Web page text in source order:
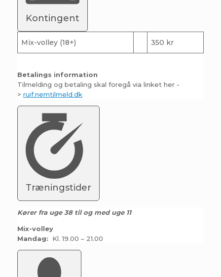
Kontingent
Mix-volley (18+) 350 kr
Betalings information
Tilmelding og betaling skal foregå via linket her -
> ruif.nemtilmeld.dk
Træningstider
Kører fra uge 38 til og med uge 11
Mix-volley
Mandag: Kl. 19.00 – 21.00